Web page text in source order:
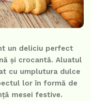
un deliciu perfect
și crocantă. Aluatul
cu umplutura dulce
lor în formă de
mesei festive.